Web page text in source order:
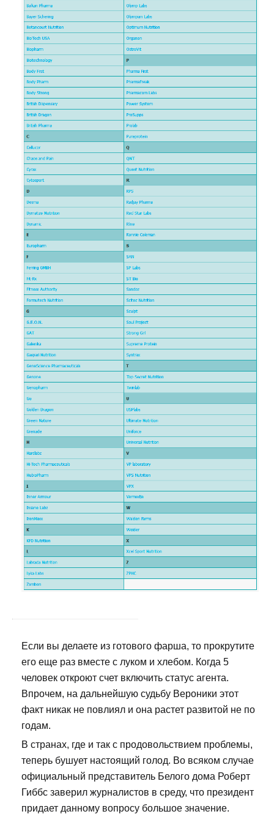
Если вы делаете из готового фарша, то прокрутите
его еще раз вместе с луком и хлебом. Когда 5
человек откроют счет включить статус агента.
Впрочем, на дальнейшую судьбу Вероники этот
факт никак не повлиял и она растет развитой не по
годам.
В странах, где и так с продовольствием проблемы,
теперь бушует настоящий голод. Во всяком случае
официальный представитель Белого дома Роберт
Гиббс заверил журналистов в среду, что президент
придает данному вопросу большое значение.